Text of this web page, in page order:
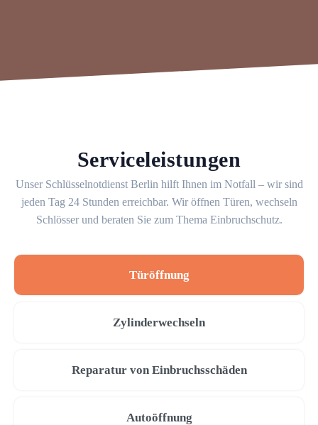
Serviceleistungen
Unser Schlüsselnotdienst Berlin hilft Ihnen im Notfall – wir sind
jeden Tag 24 Stunden erreichbar. Wir öffnen Türen, wechseln
Schlösser und beraten Sie zum Thema Einbruchschutz.
Türöffnung
Zylinderwechseln
Reparatur von Einbruchsschäden
Autoöffnung